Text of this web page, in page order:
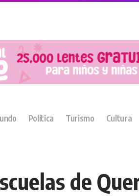
Política Turismo Cultura
de